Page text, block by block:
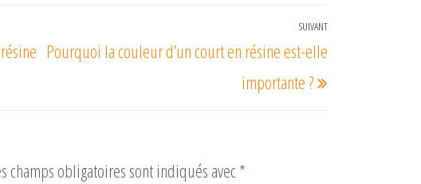
Article
SUIVANT
Pourquoi la couleur d’un court en résine est-elle
importante ?
champs obligatoires sont indiqués avec *